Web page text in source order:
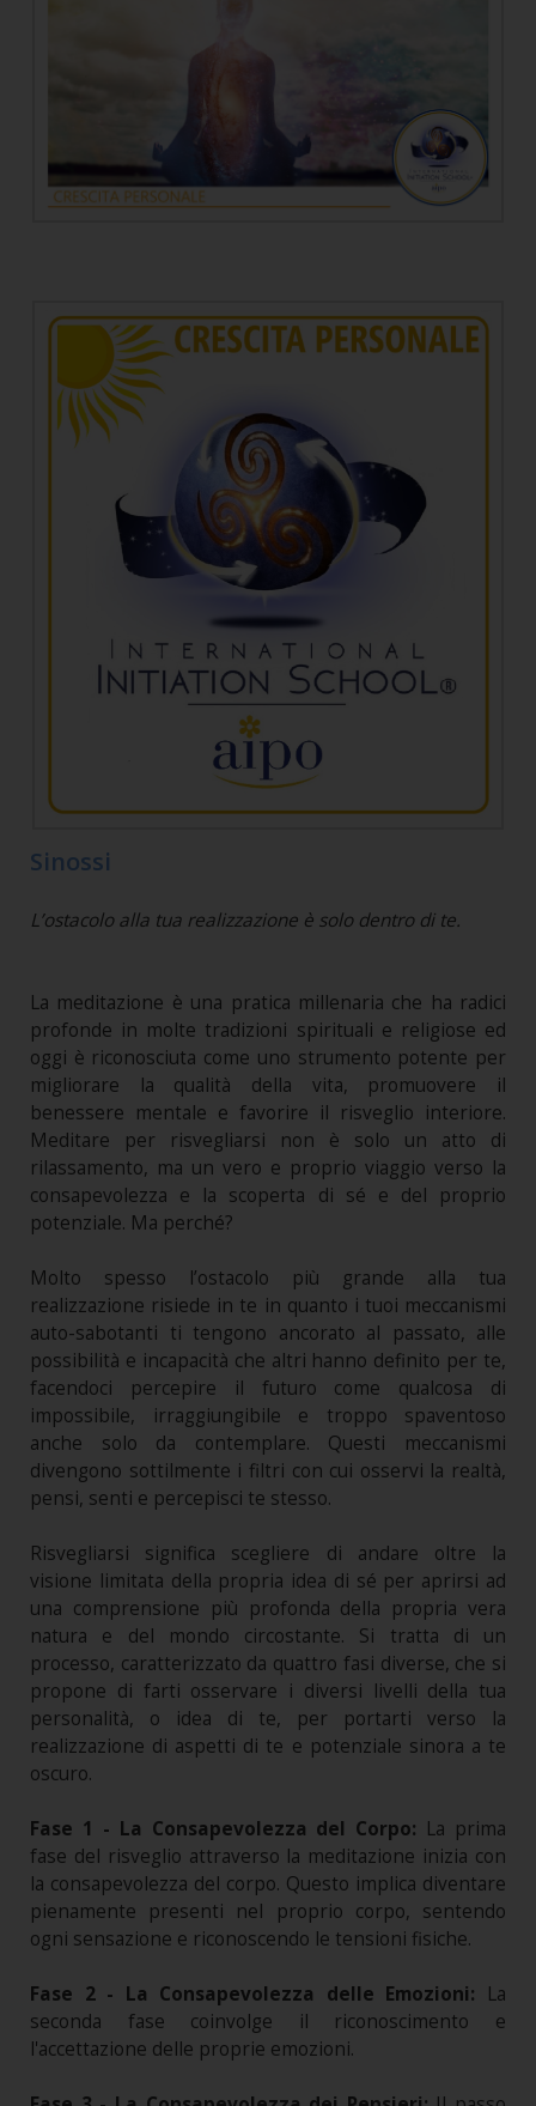
Sinossi
L’ostacolo alla tua realizzazione è solo dentro di te.
La meditazione è una pratica millenaria che ha radici
profonde in molte tradizioni spirituali e religiose ed
oggi è riconosciuta come uno strumento potente per
migliorare la qualità della vita, promuovere il
benessere mentale e favorire il risveglio interiore.
Meditare per risvegliarsi non è solo un atto di
rilassamento, ma un vero e proprio viaggio verso la
consapevolezza e la scoperta di sé e del proprio
potenziale. Ma perché?
Molto spesso l’ostacolo più grande alla tua
realizzazione risiede in te in quanto i tuoi meccanismi
auto-sabotanti ti tengono ancorato al passato, alle
possibilità e incapacità che altri hanno definito per te,
facendoci percepire il futuro come qualcosa di
impossibile, irraggiungibile e troppo spaventoso
anche solo da contemplare. Questi meccanismi
divengono sottilmente i filtri con cui osservi la realtà,
pensi, senti e percepisci te stesso.
Risvegliarsi significa scegliere di andare oltre la
visione limitata della propria idea di sé per aprirsi ad
una comprensione più profonda della propria vera
natura e del mondo circostante. Si tratta di un
processo, caratterizzato da quattro fasi diverse, che si
propone di farti osservare i diversi livelli della tua
personalità, o idea di te, per portarti verso la
realizzazione di aspetti di te e potenziale sinora a te
oscuro.
Fase 1 - La Consapevolezza del Corpo: La prima
fase del risveglio attraverso la meditazione inizia con
la consapevolezza del corpo. Questo implica diventare
pienamente presenti nel proprio corpo, sentendo
ogni sensazione e riconoscendo le tensioni fisiche.
Fase 2 - La Consapevolezza delle Emozioni: La
seconda fase coinvolge il riconoscimento e
l'accettazione delle proprie emozioni.